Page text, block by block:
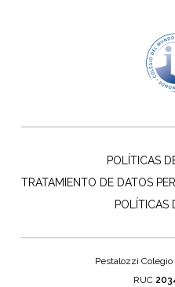
POLÍTICAS
TRATAMIENTO DE DATOS
POLÍTICAS
Pestalozzi
RUC